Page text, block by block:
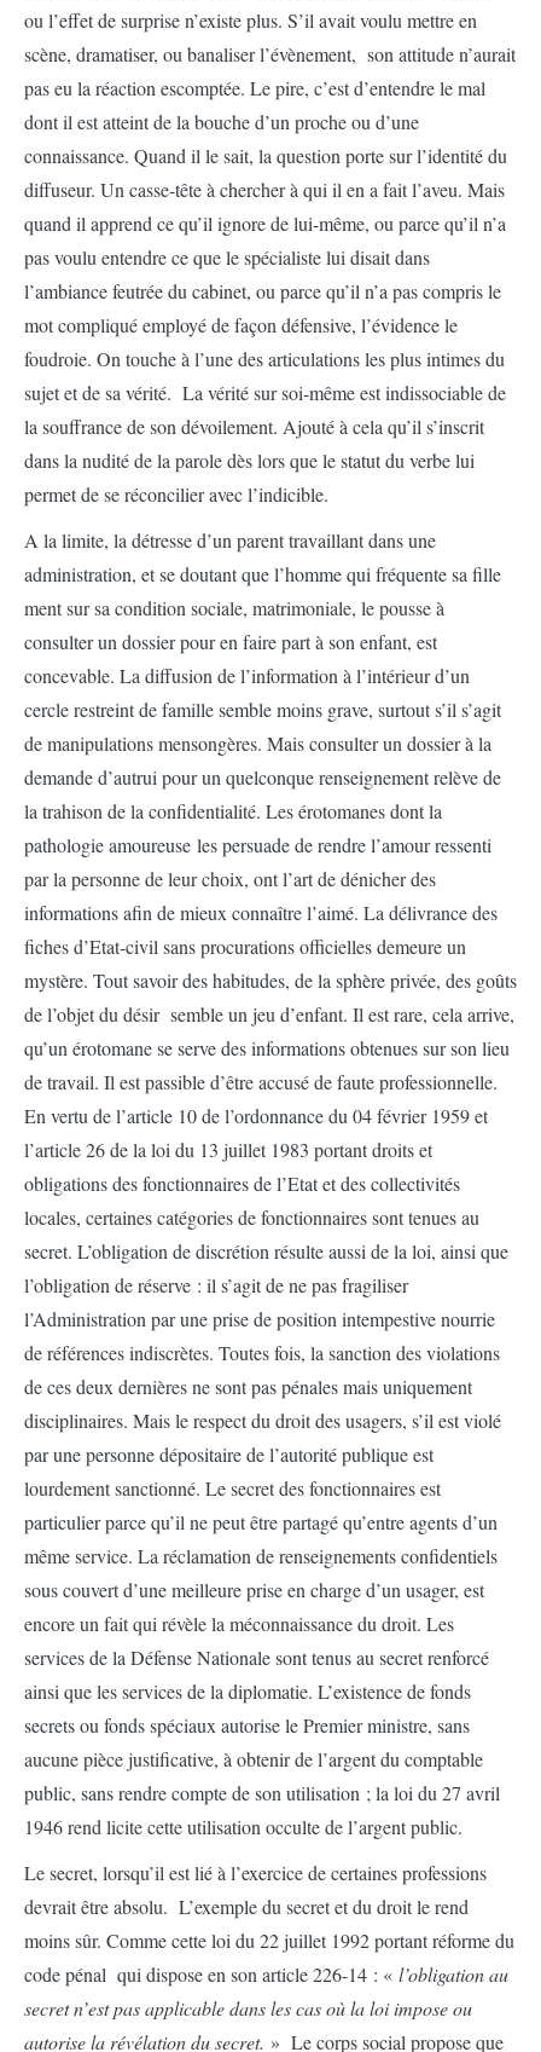
ou l’effet de surprise n’existe plus. S’il avait voulu mettre en
scène, dramatiser, ou banaliser l’évènement, son attitude n’aurait
pas eu la réaction escomptée. Le pire, c’est d’entendre le mal
dont il est atteint de la bouche d’un proche ou d’une
connaissance. Quand il le sait, la question porte sur l’identité du
diffuseur. Un casse-tête à chercher à qui il en a fait l’aveu. Mais
quand il apprend ce qu’il ignore de lui-même, ou parce qu’il n’a
pas voulu entendre ce que le spécialiste lui disait dans
l’ambiance feutrée du cabinet, ou parce qu’il n’a pas compris le
mot compliqué employé de façon défensive, l’évidence le
foudroie. On touche à l’une des articulations les plus intimes du
sujet et de sa vérité. La vérité sur soi-même est indissociable de
la souffrance de son dévoilement. Ajouté à cela qu’il s’inscrit
dans la nudité de la parole dès lors que le statut du verbe lui
permet de se réconcilier avec l’indicible.
A la limite, la détresse d’un parent travaillant dans une
administration, et se doutant que l’homme qui fréquente sa fille
ment sur sa condition sociale, matrimoniale, le pousse à
consulter un dossier pour en faire part à son enfant, est
concevable. La diffusion de l’information à l’intérieur d’un
cercle restreint de famille semble moins grave, surtout s’il s’agit
de manipulations mensongères. Mais consulter un dossier à la
demande d’autrui pour un quelconque renseignement relève de
la trahison de la confidentialité. Les érotomanes dont la
pathologie amoureuse les persuade de rendre l’amour ressenti
par la personne de leur choix, ont l’art de dénicher des
informations afin de mieux connaître l’aimé. La délivrance des
fiches d’Etat-civil sans procurations officielles demeure un
mystère. Tout savoir des habitudes, de la sphère privée, des goûts
de l’objet du désir semble un jeu d’enfant. Il est rare, cela arrive,
qu’un érotomane se serve des informations obtenues sur son lieu
de travail. Il est passible d’être accusé de faute professionnelle.
En vertu de l’article 10 de l’ordonnance du 04 février 1959 et
l’article 26 de la loi du 13 juillet 1983 portant droits et
obligations des fonctionnaires de l’Etat et des collectivités
locales, certaines catégories de fonctionnaires sont tenues au
secret. L’obligation de discrétion résulte aussi de la loi, ainsi que
l’obligation de réserve : il s’agit de ne pas fragiliser
l’Administration par une prise de position intempestive nourrie
de références indiscrètes. Toutes fois, la sanction des violations
de ces deux dernières ne sont pas pénales mais uniquement
disciplinaires. Mais le respect du droit des usagers, s’il est violé
par une personne dépositaire de l’autorité publique est
lourdement sanctionné. Le secret des fonctionnaires est
particulier parce qu’il ne peut être partagé qu’entre agents d’un
même service. La réclamation de renseignements confidentiels
sous couvert d’une meilleure prise en charge d’un usager, est
encore un fait qui révèle la méconnaissance du droit. Les
services de la Défense Nationale sont tenus au secret renforcé
ainsi que les services de la diplomatie. L’existence de fonds
secrets ou fonds spéciaux autorise le Premier ministre, sans
aucune pièce justificative, à obtenir de l’argent du comptable
public, sans rendre compte de son utilisation ; la loi du 27 avril
1946 rend licite cette utilisation occulte de l’argent public.
Le secret, lorsqu’il est lié à l’exercice de certaines professions
devrait être absolu. L’exemple du secret et du droit le rend
moins sûr. Comme cette loi du 22 juillet 1992 portant réforme du
code pénal qui dispose en son article 226-14 : « l’obligation au
secret n’est pas applicable dans les cas où la loi impose ou
autorise la révélation du secret. » Le corps social propose que